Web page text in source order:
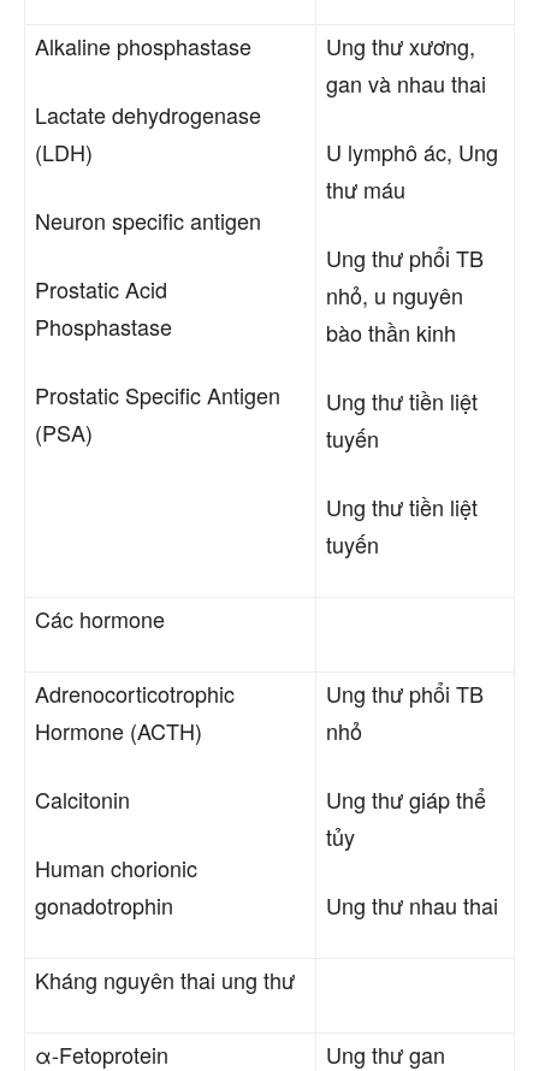
Alkaline phosphastase
Lactate dehydrogenase
(LDH)
Neuron specific antigen
Prostatic Acid
Phosphastase
Prostatic Specific Antigen
(PSA)
Ung thưxương,
gan và nhau thai
U lymphô ác, Ung
thư máu
Ung thư phổi TB
nhỏ, u nguyên
bào thần kinh
Ung thưtiền liệt
tuyến
Ung thưtiền liệt
tuyến
Các hormone
Adrenocorticotrophic
Hormone (ACTH)
Calcitonin
Human chorionic
gonadotrophin
Ung thư phổi TB
nhỏ
Ung thưgiáp thể
tủy
Ung thư nhau thai
Kháng nguyên thai ung thư
α-Fetoprotein Ung thưgan